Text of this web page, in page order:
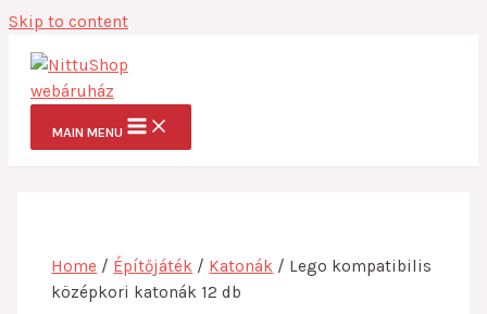
Skip to content
MAIN MENU
Home / Építőjáték / Katonák / Lego kompatibilis
középkori katonák 12 db